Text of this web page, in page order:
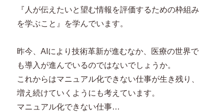
『人が伝えたいと望む情報を評価するための枠組み
を学ぶこと』を学んでいます。
昨今、AIにより技術革新が進むなか、医療の世界で
も導入が進んでいるのではないでしょうか。
これからはマニュアル化できない仕事が生き残り、
増え続けていくようにも考えています。
マニュアル化できない仕事…